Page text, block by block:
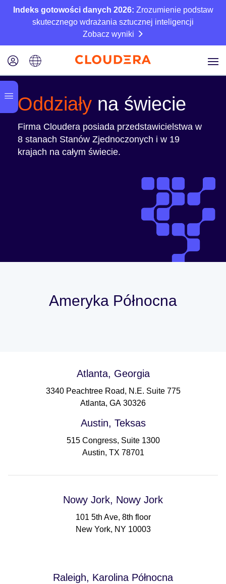
Indeks gotowości danych 2026: Zrozumienie podstaw
skutecznego wdrażania sztucznej inteligencji
Zobacz wyniki
Oddziały na świecie
Firma Cloudera posiada przedstawicielstwa w
8 stanach Stanów Zjednoczonych i w 19
krajach na całym świecie.
Ameryka Północna
Atlanta, Georgia
3340 Peachtree Road, N.E. Suite 775
Atlanta, GA 30326
Austin, Teksas
515 Congress, Suite 1300
Austin, TX 78701
Nowy Jork, Nowy Jork
101 5th Ave, 8th floor
New York, NY 10003
Raleigh, Karolina Północna